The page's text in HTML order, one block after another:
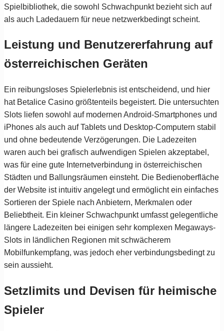
Spielbibliothek, die sowohl Schwachpunkt bezieht sich auf
als auch Ladedauern für neue netzwerkbedingt scheint.
Leistung und Benutzererfahrung auf
österreichischen Geräten
Ein reibungsloses Spielerlebnis ist entscheidend, und hier
hat Betalice Casino größtenteils begeistert. Die untersuchten
Slots liefen sowohl auf modernen Android-Smartphones und
iPhones als auch auf Tablets und Desktop-Computern stabil
und ohne bedeutende Verzögerungen. Die Ladezeiten
waren auch bei grafisch aufwendigen Spielen akzeptabel,
was für eine gute Internetverbindung in österreichischen
Städten und Ballungsräumen einsteht. Die Bedienoberfläche
der Website ist intuitiv angelegt und ermöglicht ein einfaches
Sortieren der Spiele nach Anbietern, Merkmalen oder
Beliebtheit. Ein kleiner Schwachpunkt umfasst gelegentliche
längere Ladezeiten bei einigen sehr komplexen Megaways-
Slots in ländlichen Regionen mit schwächerem
Mobilfunkempfang, was jedoch eher verbindungsbedingt zu
sein aussieht.
Setzlimits und Devisen für heimische
Spieler